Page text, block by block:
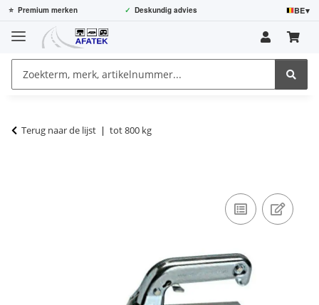
⭐ Premium merken ✓ Deskundig advies BE▾
Terug naar de lijst tot 800 kg